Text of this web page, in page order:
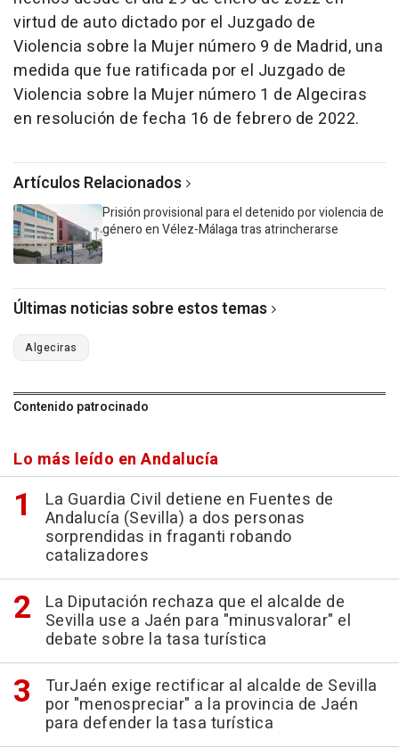
virtud de auto dictado por el Juzgado de
Violencia sobre la Mujer número 9 de Madrid, una
medida que fue ratificada por el Juzgado de
Violencia sobre la Mujer número 1 de Algeciras
en resolución de fecha 16 de febrero de 2022.
Artículos Relacionados
Prisión provisional para el detenido por violencia de
género en Vélez-Málaga tras atrincherarse
Últimas noticias sobre estos temas
Algeciras
Contenido patrocinado
Lo más leído en Andalucía
La Guardia Civil detiene en Fuentes de
Andalucía (Sevilla) a dos personas
sorprendidas in fraganti robando
catalizadores
La Diputación rechaza que el alcalde de
Sevilla use a Jaén para "minusvalorar" el
debate sobre la tasa turística
TurJaén exige rectificar al alcalde de Sevilla
por "menospreciar" a la provincia de Jaén
para defender la tasa turística